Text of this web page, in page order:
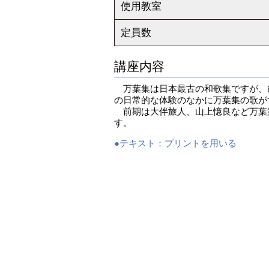
使用教室
定員数
講座内容
万葉集は日本最古の和歌集ですが
の日常的な体験のなかに万葉集の歌
前期は大伴旅人、山上憶良など万
す。
●テキスト： プリントを用いる